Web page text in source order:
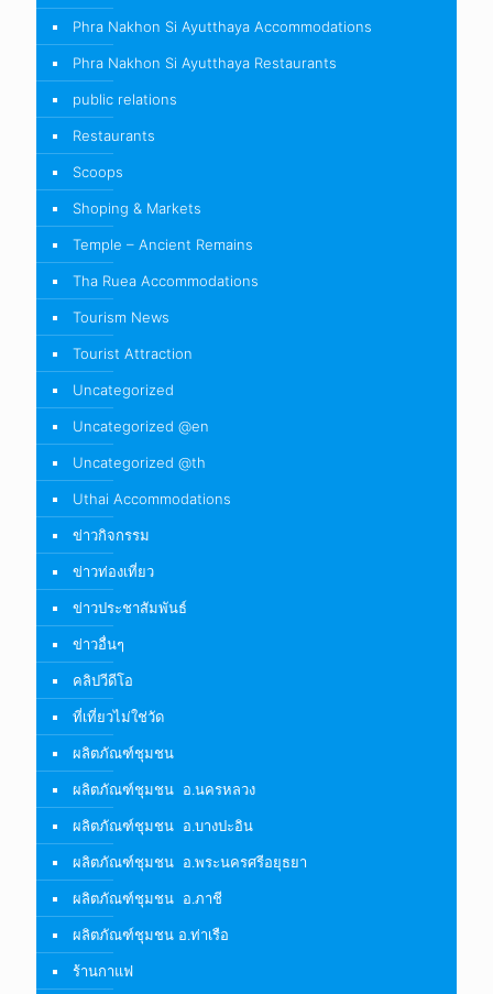
Phra Nakhon Si Ayutthaya Accommodations
Phra Nakhon Si Ayutthaya Restaurants
public relations
Restaurants
Scoops
Shoping & Markets
Temple – Ancient Remains
Tha Ruea Accommodations
Tourism News
Tourist Attraction
Uncategorized
Uncategorized @en
Uncategorized @th
Uthai Accommodations
ข่าวกิจกรรม
ข่าวท่องเที่ยว
ข่าวประชาสัมพันธ์
ข่าวอื่นๆ
คลิปวีดีโอ
ที่เที่ยวไม่ใช่วัด
ผลิตภัณฑ์ชุมชน
ผลิตภัณฑ์ชุมชน อ.นครหลวง
ผลิตภัณฑ์ชุมชน อ.บางปะอิน
ผลิตภัณฑ์ชุมชน อ.พระนครศรีอยุธยา
ผลิตภัณฑ์ชุมชน อ.ภาชี
ผลิตภัณฑ์ชุมชน อ.ท่าเรือ
ร้านกาแฟ